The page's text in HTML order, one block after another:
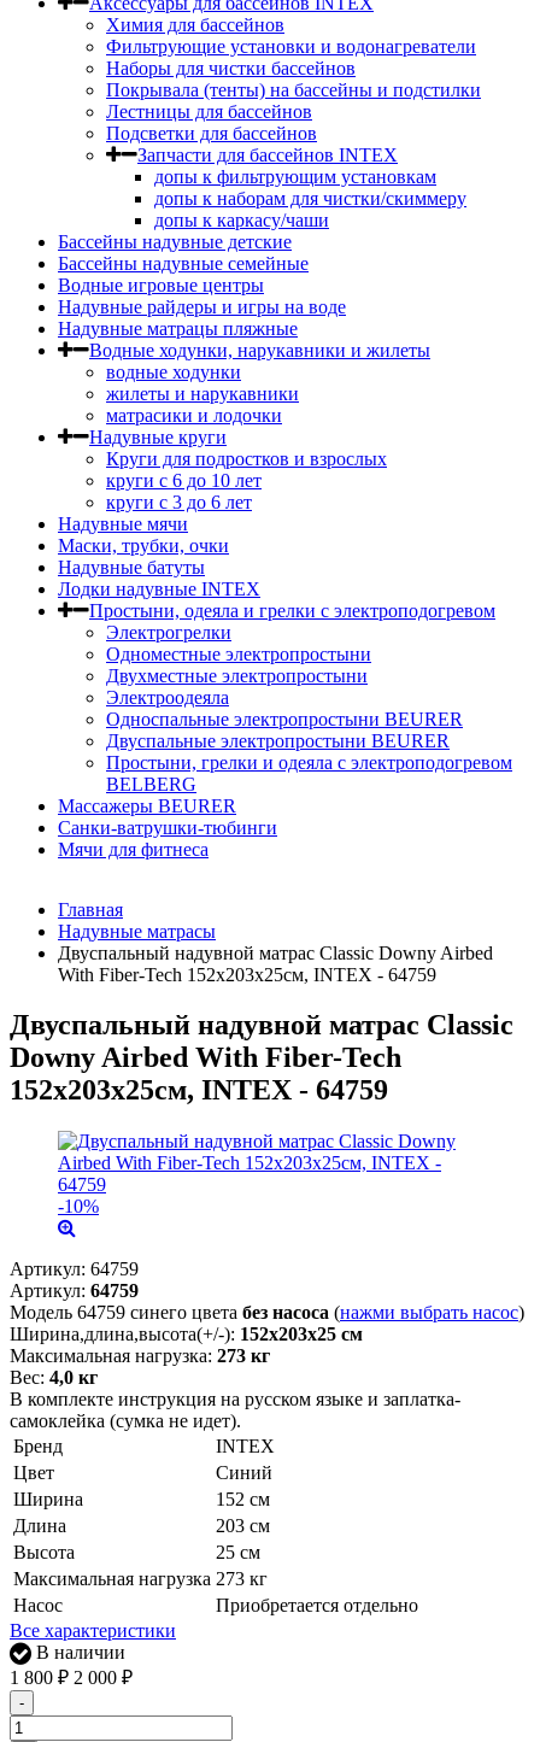
Химия для бассейнов
Фильтрующие установки и водонагреватели
Наборы для чистки бассейнов
Покрывала (тенты) на бассейны и подстилки
Лестницы для бассейнов
Подсветки для бассейнов
Запчасти для бассейнов INTEX
допы к фильтрующим установкам
допы к наборам для чистки/скиммеру
допы к каркасу/чаши
Бассейны надувные детские
Бассейны надувные семейные
Водные игровые центры
Надувные райдеры и игры на воде
Надувные матрацы пляжные
Водные ходунки, нарукавники и жилеты
водные ходунки
жилеты и нарукавники
матрасики и лодочки
Надувные круги
Круги для подростков и взрослых
круги с 6 до 10 лет
круги c 3 до 6 лет
Надувные мячи
Маски, трубки, очки
Надувные батуты
Лодки надувные INTEX
Простыни, одеяла и грелки с электроподогревом
Электрогрелки
Одноместные электропростыни
Двухместные электропростыни
Электроодеяла
Односпальные электропростыни BEURER
Двуспальные электропростыни BEURER
Простыни, грелки и одеяла с электроподогревом
BELBERG
Массажеры BEURER
Санки-ватрушки-тюбинги
Мячи для фитнеса
Главная
Надувные матрасы
Двуспальный надувной матрас Classic Downy Airbed
With Fiber-Tech 152х203х25см, INTEX - 64759
Двуспальный надувной матрас Classic
Downy Airbed With Fiber-Tech
152х203х25см, INTEX - 64759
-10%
Артикул: 64759
Артикул: 64759
Модель 64759 синего цвета без насоса (нажми выбрать насос)
Ширина,длина,высота(+/-): 152х203х25 см
Максимальная нагрузка: 273 кг
Вес: 4,0 кг
В комплекте инструкция на русском языке и заплатка-
самоклейка (сумка не идет).
Бренд
INTEX
Цвет
Синий
Ширина
152 см
Длина
203 см
Высота
25 см
Максимальная нагрузка 273 кг
Насос
Приобретается отдельно
Все характеристики
В наличии
1 800 ₽ 2 000 ₽
-